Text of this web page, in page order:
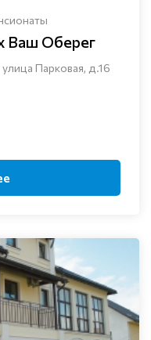
Ваш Оберег
Парковая, д.16